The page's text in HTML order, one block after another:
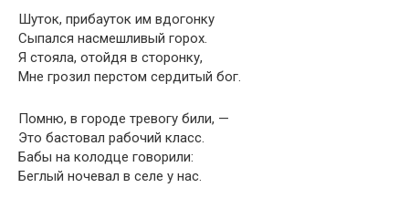
Шуток, прибауток им вдогонку
Сыпался насмешливый горох.
Я стояла, отойдя в сторонку,
Мне грозил перстом сердитый бог.
Помню, в городе тревогу били, —
Это бастовал рабочий класс.
Бабы на колодце говорили:
Беглый ночевал в селе у нас.